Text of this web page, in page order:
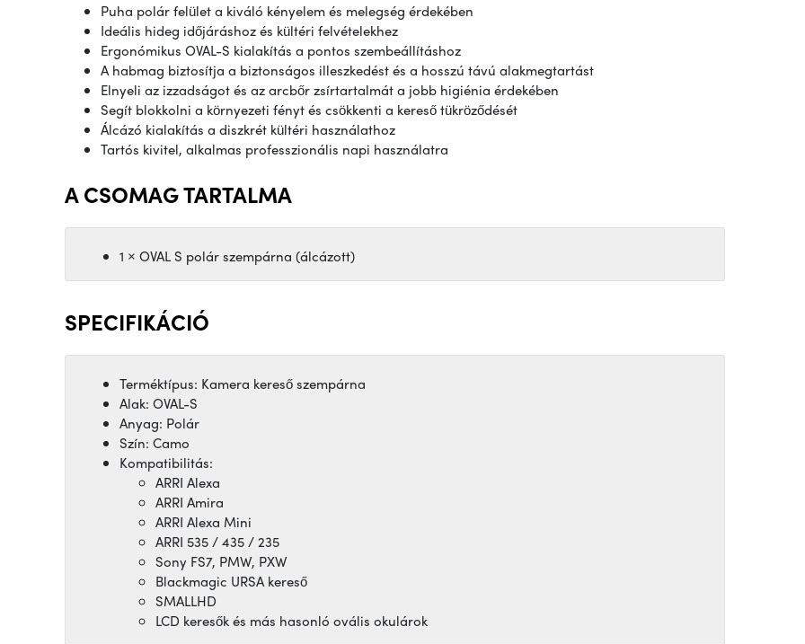
Puha polár felület a kiváló kényelem és melegség érdekében
Ideális hideg időjáráshoz és kültéri felvételekhez
Ergonómikus OVAL-S kialakítás a pontos szembeállításhoz
A habmag biztosítja a biztonságos illeszkedést és a hosszú távú alakmegtartást
Elnyeli az izzadságot és az arcbőr zsírtartalmát a jobb higiénia érdekében
Segít blokkolni a környezeti fényt és csökkenti a kereső tükröződését
Álcázó kialakítás a diszkrét kültéri használathoz
Tartós kivitel, alkalmas professzionális napi használatra
A CSOMAG TARTALMA
1 × OVAL S polár szempárna (álcázott)
SPECIFIKÁCIÓ
Terméktípus: Kamera kereső szempárna
Alak: OVAL-S
Anyag: Polár
Szín: Camo
Kompatibilitás:
ARRI Alexa
ARRI Amira
ARRI Alexa Mini
ARRI 535 / 435 / 235
Sony FS7, PMW, PXW
Blackmagic URSA kereső
SMALLHD
LCD keresők és más hasonló ovális okulárok